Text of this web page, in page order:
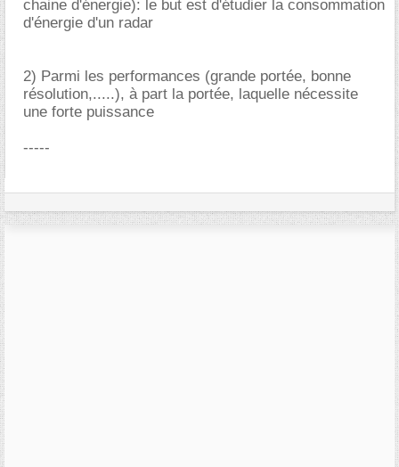
chaine d'énergie): le but est d'étudier la consommation
d'énergie d'un radar
2) Parmi les performances (grande portée, bonne
résolution,.....), à part la portée, laquelle nécessite
une forte puissance
-----